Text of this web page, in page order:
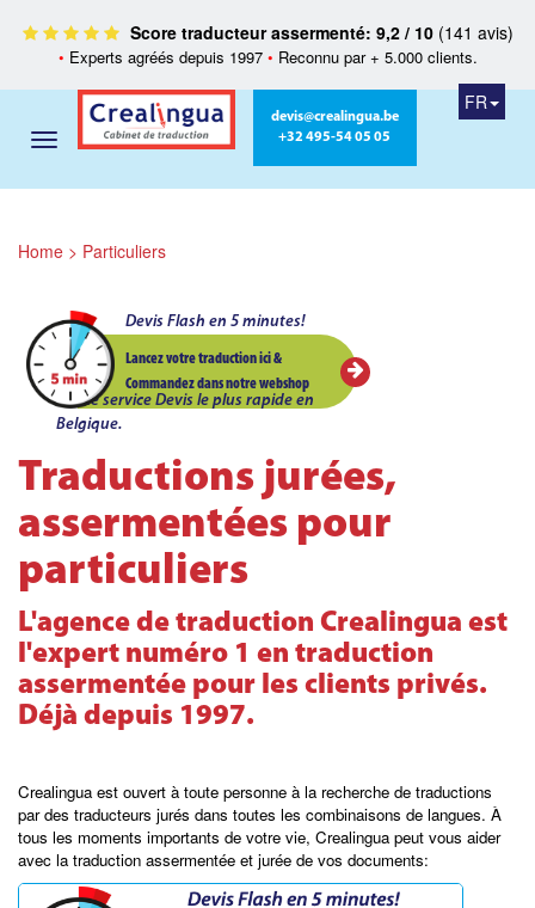
Score traducteur assermenté: 9,2 / 10(141 avis)
• Experts agréés depuis 1997 • Reconnu par + 5.000 clients.
devis@crealingua.be
+32 495-54 05 05
FR
Home > Particuliers
Devis Flash en 5 minutes!
Lancez votre traduction ici &
Commandez dans notre webshop
Le service Devis le plus rapide en
Belgique.
Traductions jurées,
assermentées pour
particuliers
L'agence de traduction Crealingua est
l'expert numéro 1 en traduction
assermentée pour les clients privés.
Déjà depuis 1997.
Crealingua est ouvert à toute personne à la recherche de traductions
par des traducteurs jurés dans toutes les combinaisons de langues. À
tous les moments importants de votre vie, Crealingua peut vous aider
avec la traduction assermentée et jurée de vos documents: